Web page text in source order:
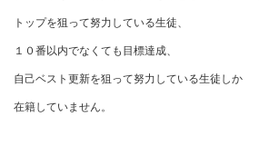
トップを狙って努力している生徒、
１０番以内でなくても目標達成、
自己ベスト更新を狙って努力している生徒しか
在籍していません。